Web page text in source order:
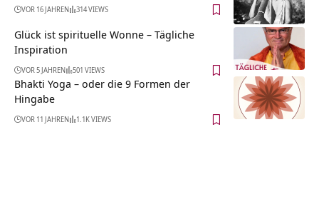
VOR 16 JAHREN 314 VIEWS
Glück ist spirituelle Wonne – Tägliche
Inspiration
VOR 5 JAHREN 501 VIEWS
Bhakti Yoga – oder die 9 Formen der
Hingabe
VOR 11 JAHREN 1.1K VIEWS